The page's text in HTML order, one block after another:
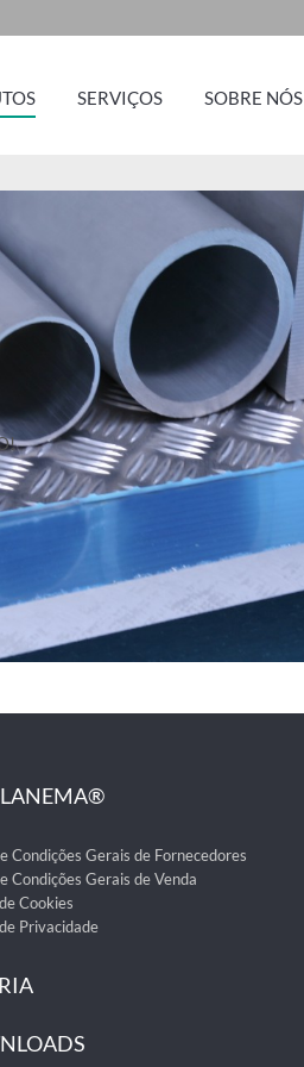
SERVIÇOS SOBRE NÓS
LANEMA®
Condições Gerais de Fornecedores
Condições Gerais de Venda
Cookies
Privacidade